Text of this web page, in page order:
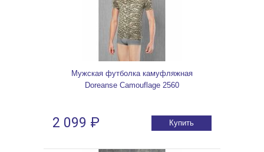
Мужская футболка камуфляжная
Doreanse Camouflage 2560
2 099 ₽ Купить